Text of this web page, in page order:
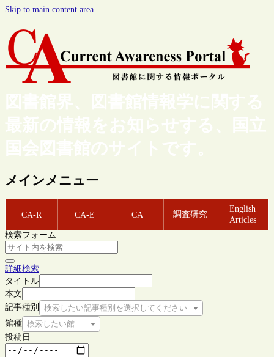
Skip to main content area
図書館界、図書館情報学に関する
最新の情報をお知らせする、国立
国会図書館のサイトです。
メインメニュー
CA-R CA-E CA 調査研究
English
Articles
検索フォーム
詳細検索
タイトル
本文
記事種別
検索したい記事種別を選択してください
館種 検索したい館種を選択してください
投稿日